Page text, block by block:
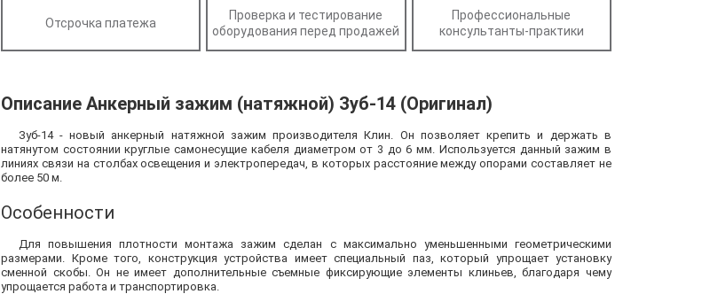
Отсрочка платежа
Проверка и тестирование
оборудования перед продажей
Профессиональные
консультанты-практики
Описание Анкерный зажим (натяжной) Зуб-14 (Оригинал)
Зуб-14 - новый анкерный натяжной зажим производителя Клин. Он позволяет крепить и держать в
натянутом состоянии круглые самонесущие кабеля диаметром от 3 до 6 мм. Используется данный зажим в
линиях связи на столбах освещения и электропередач, в которых расстояние между опорами составляет не
более 50 м.
Особенности
Для повышения плотности монтажа зажим сделан с максимально уменьшенными геометрическими
размерами. Кроме того, конструкция устройства имеет специальный паз, который упрощает установку
сменной скобы. Он не имеет дополнительные съемные фиксирующие элементы клиньев, благодаря чему
упрощается работа и транспортировка.